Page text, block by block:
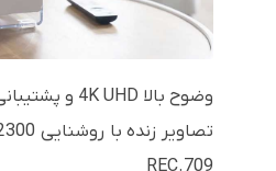
وضوح بالا 4K UHD و پشتیبانی از HDR10/HLG
REC.709